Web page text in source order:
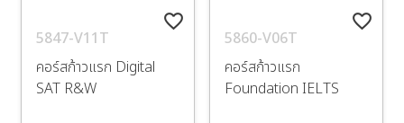
favorite_border
5847-V11T
คอร์สก้าวแรก Digital
SAT R&W
favorite_border
5860-V06T
คอร์สก้าวแรก
Foundation IELTS